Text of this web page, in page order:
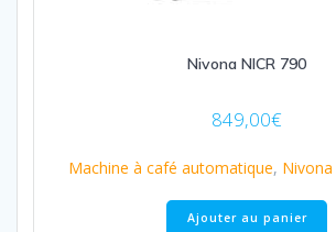
Nivona NICR 790
849,00€
Machine à café automatique,
Ajouter au panier